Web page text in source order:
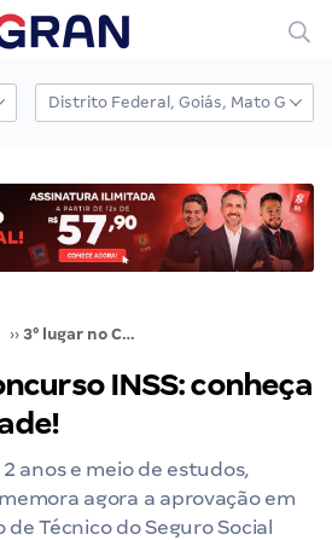
›› 3° lugar no Concurso INSS: conheça Sabrina Andrade!
INSS: conheça
anos e meio de estudos,
agora a aprovação em
de Técnico do Seguro Social